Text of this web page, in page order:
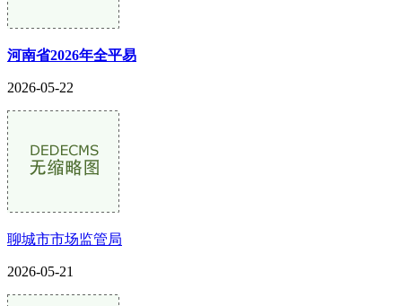
河南省2026年全平易
2026-05-22
聊城市市场监管局
2026-05-21